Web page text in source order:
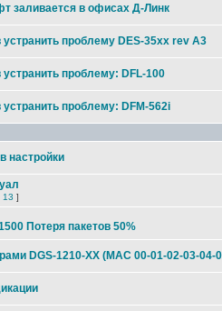
заливается в офисах Д-Линк
проблему DES-35xx rev A3
проблему: DFL-100
проблему: DFM-562i
настройки
13 ]
Потеря пакетов 50%
DGS-1210-XX (MAC 00-01-02-03-04-